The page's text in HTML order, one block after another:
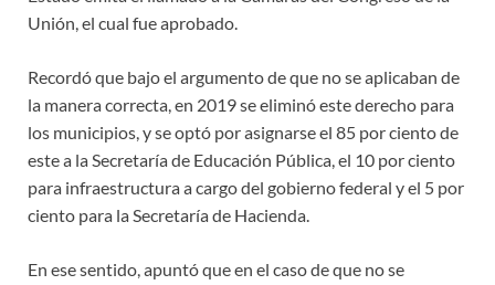
Unión, el cual fue aprobado.
Recordó que bajo el argumento de que no se aplicaban de
la manera correcta, en 2019 se eliminó este derecho para
los municipios, y se optó por asignarse el 85 por ciento de
este a la Secretaría de Educación Pública, el 10 por ciento
para infraestructura a cargo del gobierno federal y el 5 por
ciento para la Secretaría de Hacienda.
En ese sentido, apuntó que en el caso de que no se